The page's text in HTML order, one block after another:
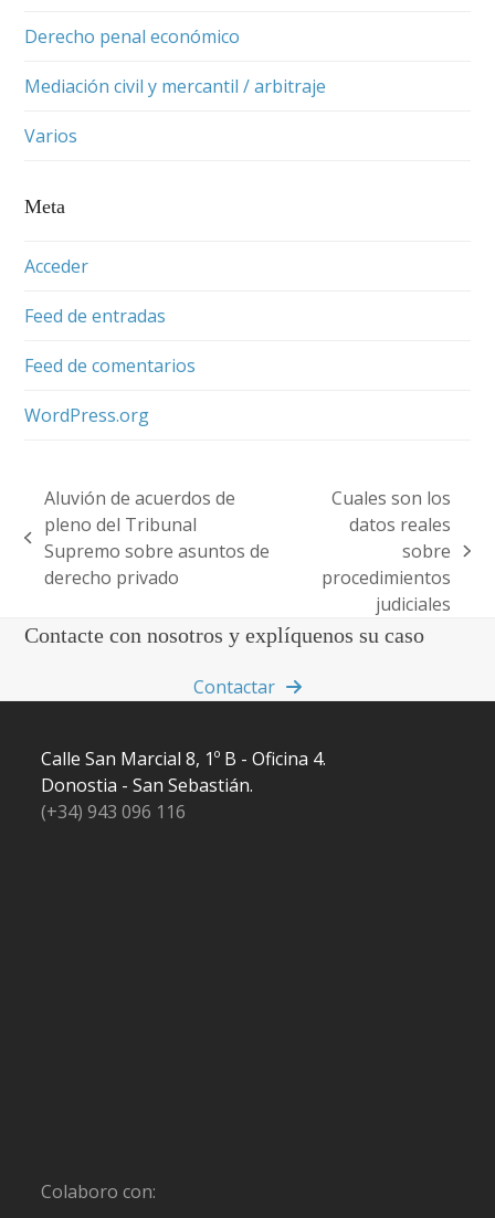
Derecho penal económico
Mediación civil y mercantil / arbitraje
Varios
Meta
Acceder
Feed de entradas
Feed de comentarios
WordPress.org
previous
post:
Aluvión de acuerdos de
pleno del Tribunal
Supremo sobre asuntos de
derecho privado
post:
Cuales son los
datos reales
sobre
procedimientos
judiciales
Contacte con nosotros y explíquenos su caso
Contactar
Calle San Marcial 8, 1º B - Oficina 4.
Donostia - San Sebastián.
(+34) 943 096 116
Colaboro con: